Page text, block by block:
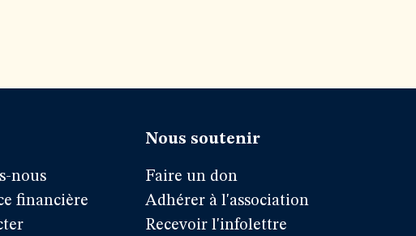
nous
financière
Nous soutenir
Faire un don
Adhérer à l'association
Recevoir l'infolettre